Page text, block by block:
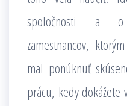
spoločnosti a
zamestnancov,
mal ponúknuť
prácu, kedy